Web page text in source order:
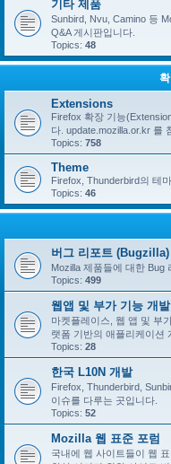
기타 제품
Sunbird, Nvu, Camino 등
Q&A 게시판입니다.
Topics: 48
Extensions
Firefox 확장 기능
다. update.mozilla.or.kr 를
Topics: 758
Theme
Firefox, Thunderbird의 테
Topics: 46
버그 리포트 (Bugzilla)
Mozilla 제품들에 대한 Bug
Topics: 499
웹앱 및 부가 기능 개발
마켓플레이스, 웹 앱 및 부
랫폼 기반의 애플리케이션
Topics: 28
한국 L10N 개발
Firefox, Thunderbird,
이슈를 다루는 곳입니다.
Topics: 52
Mozilla 웹 표준 포럼
국내에 웹 사이트들이 웹